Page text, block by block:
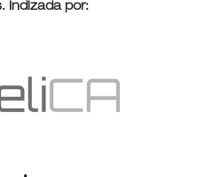
Indizada por: